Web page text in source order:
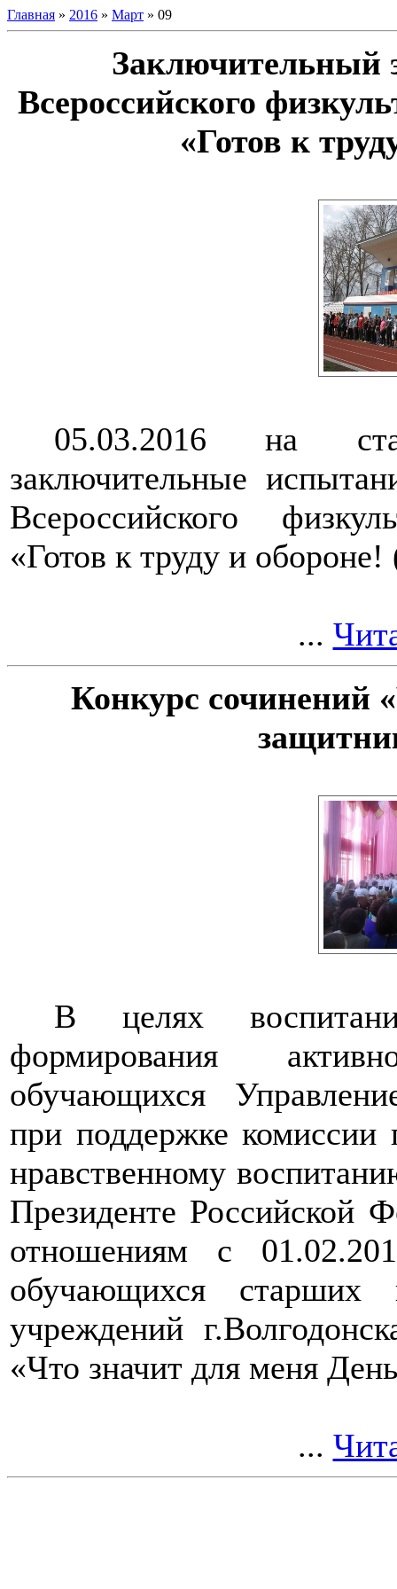
Главная » 2016 » Март » 09
Заключительный
Всероссийского
«Готов к
05.03.2016 на
заключительные
Всероссийского
«Готов к труду и
...
Конкурс сочинений
В целях
формирования
обучающихся
при поддержке комиссии
нравственному
Президенте Российской
отношениям с
обучающихся старших
учреждений
«Что значит для меня
...